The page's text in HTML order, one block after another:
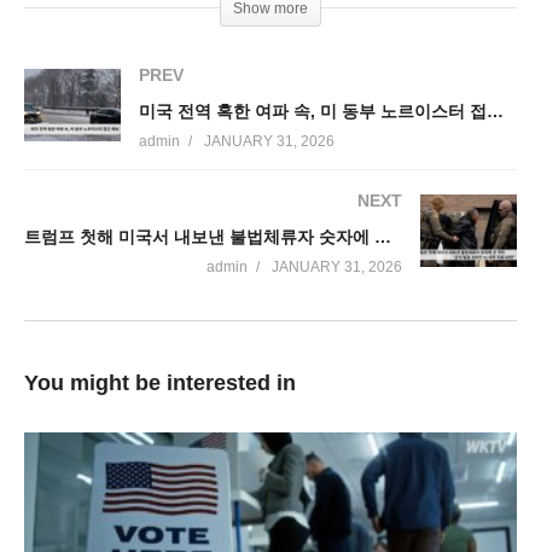
Show more
PREV
미국 전역 혹한 여파 속, 미 동부 노르이스터 접근 예보
admin JANUARY 31, 2026
NEXT
트럼프 첫해 미국서 내보낸 불법체류자 숫자에 큰 격차 ‘공식 발표 300만 vs 내부 자료 60만’
admin JANUARY 31, 2026
You might be interested in